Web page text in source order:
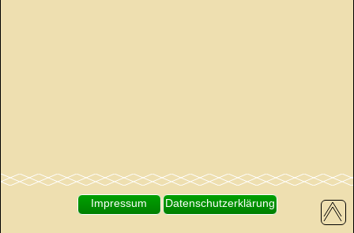
Impressum Datenschutzerklärung